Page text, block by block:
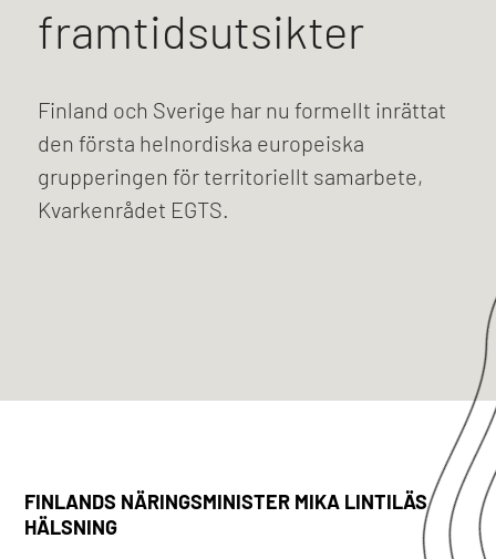
framtidsutsikter
Finland och Sverige har nu formellt inrättat
den första helnordiska europeiska
grupperingen för territoriellt samarbete,
Kvarkenrådet EGTS.
FINLANDS NÄRINGSMINISTER MIKA LINTILÄS
HÄLSNING